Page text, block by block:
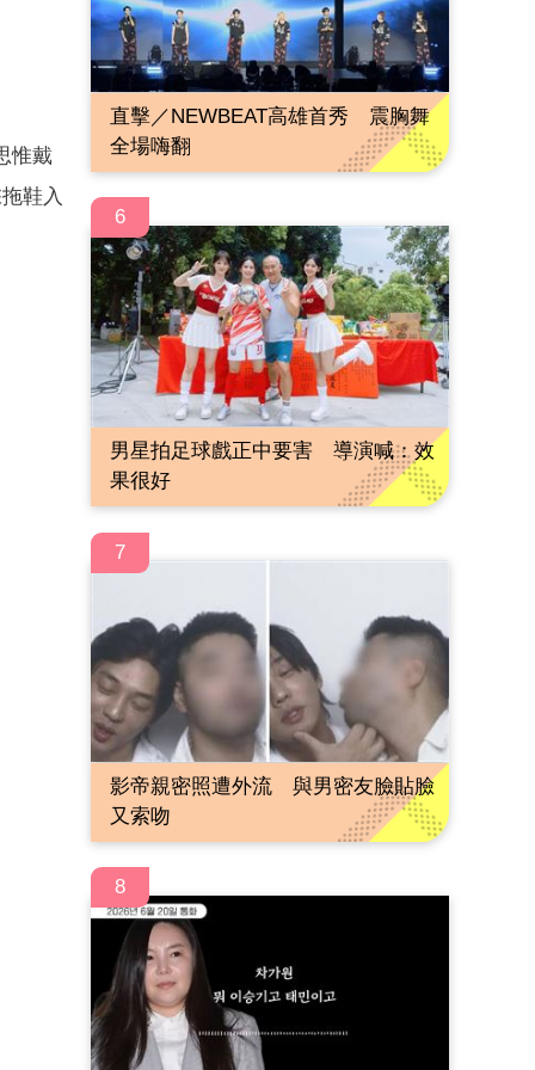
惟戴
鞋入
直擊／NEWBEAT高雄首秀 震胸舞
全場嗨翻
6
男星拍足球戲正中要害 導演喊：效
果很好
7
影帝親密照遭外流 與男密友臉貼臉
又索吻
8